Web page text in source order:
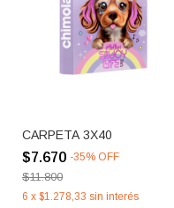
CARPETA 3X40
$7.670 -35% OFF
$11.800
6 x $1.278,33 sin interés